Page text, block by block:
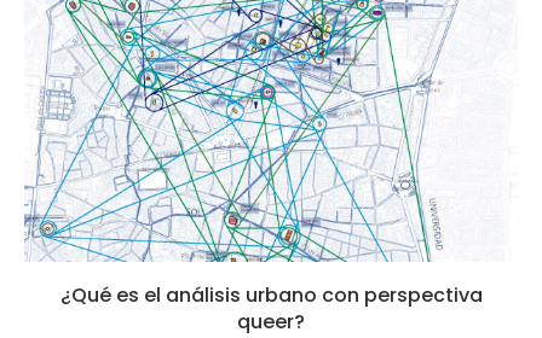
¿Qué es el análisis urbano con perspectiva
queer?